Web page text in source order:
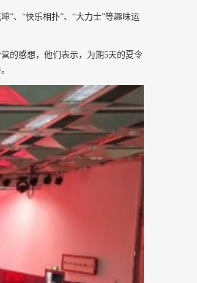
”、“快乐相扑”、“大力士”等趣味运
的感想，他们表示，为期5天的夏令
。